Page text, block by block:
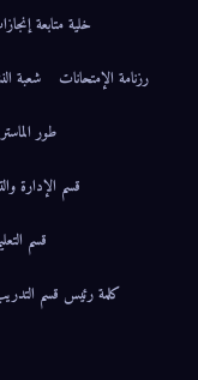
خلية متابعة
رزنامة الإمتحانات
شعبة
طور الماستر
قسم الإدارة
قسم
كلمة رئيس قسم